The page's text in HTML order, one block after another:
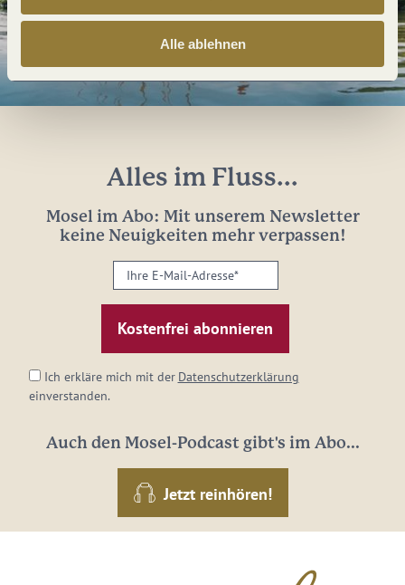
Alle ablehnen
Alles im Fluss...
Mosel im Abo: Mit unserem Newsletter
keine Neuigkeiten mehr verpassen!
Ihre
E-
Mail-
Adresse:
Ich erkläre mich mit der Datenschutzerklärung
einverstanden.
Auch den Mosel-Podcast gibt's im Abo...
Jetzt reinhören!